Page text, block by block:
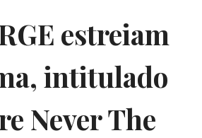
estreiam
intitulado
Never The